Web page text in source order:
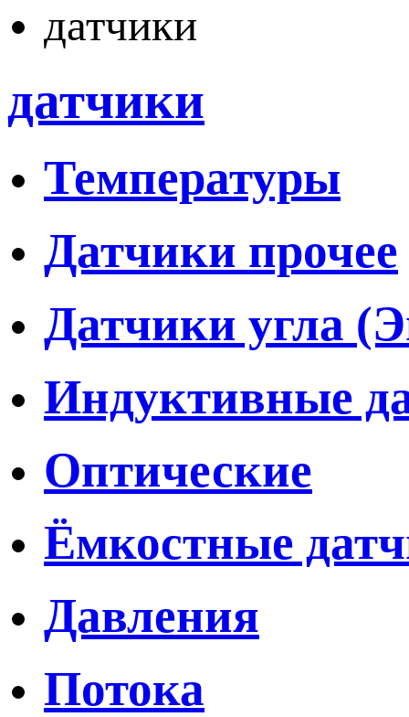
датчики
датчики
Температуры
Датчики прочее
Датчики угла
Индуктивные
Оптические
Ёмкостные
Давления
Потока